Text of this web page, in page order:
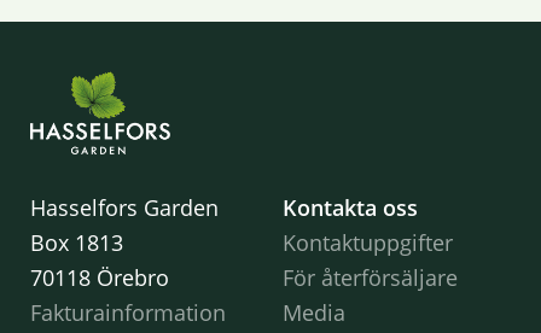
Hasselfors Garden
Box 1813
70118 Örebro
Fakturainformation
Kontakta oss
Kontaktuppgifter
För återförsäljare
Media